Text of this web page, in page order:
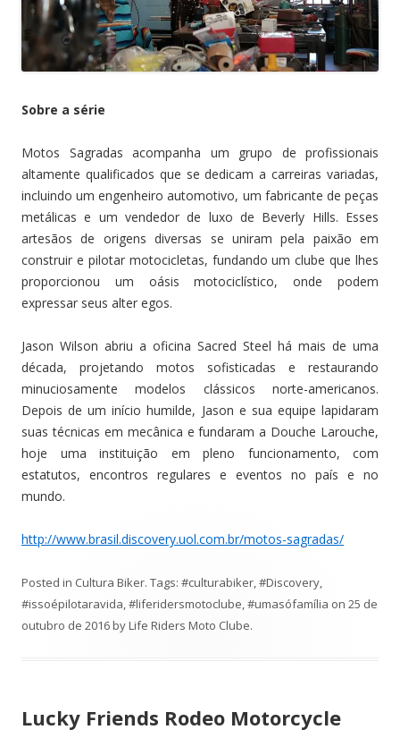
Sobre a série
Motos Sagradas acompanha um grupo de profissionais
altamente qualificados que se dedicam a carreiras variadas,
incluindo um engenheiro automotivo, um fabricante de peças
metálicas e um vendedor de luxo de Beverly Hills. Esses
artesãos de origens diversas se uniram pela paixão em
construir e pilotar motocicletas, fundando um clube que lhes
proporcionou um oásis motociclístico, onde podem
expressar seus alter egos.
Jason Wilson abriu a oficina Sacred Steel há mais de uma
década, projetando motos sofisticadas e restaurando
minuciosamente modelos clássicos norte-americanos.
Depois de um início humilde, Jason e sua equipe lapidaram
suas técnicas em mecânica e fundaram a Douche Larouche,
hoje uma instituição em pleno funcionamento, com
estatutos, encontros regulares e eventos no país e no
mundo.
http://www.brasil.discovery.uol.com.br/motos-sagradas/
Posted in Cultura Biker. Tags: #culturabiker,#Discovery,
#issoépilotaravida,#liferidersmotoclube,#umasófamília on 25 de
outubro de 2016byLife Riders Moto Clube.
Lucky Friends Rodeo Motorcycle